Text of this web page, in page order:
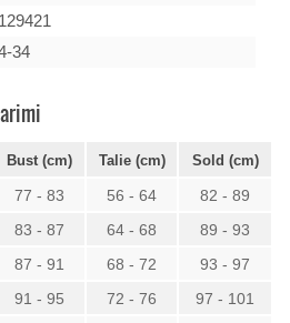
34
Bust (cm) Talie (cm) Sold (cm)
77 - 83 56 - 64
82 - 89
83 - 87 64 - 68
89 - 93
87 - 91 68 - 72
93 - 97
91 - 95 72 - 76
97 - 101